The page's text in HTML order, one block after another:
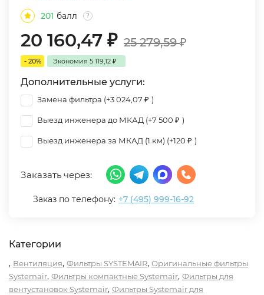
201 балл ?
20 160,47 ₽ 25 279,59₽
- 20% Экономия 5 119,12 ₽
Дополнительные услуги:
Замена фильтра (+3 024,07 ₽ )
Выезд инженера до МКАД (+7 500 ₽ )
Выезд инженера за МКАД (1 км) (+120 ₽ )
Заказать через:
Заказ по телефону: +7 (495) 999-16-92
Категории
, Вентиляция, Фильтры SYSTEMAIR, Оригинальные фильтры
Systemair, Фильтры компактные Systemair, Фильтры для
вентустановок Systemair, Фильтры Systemair для